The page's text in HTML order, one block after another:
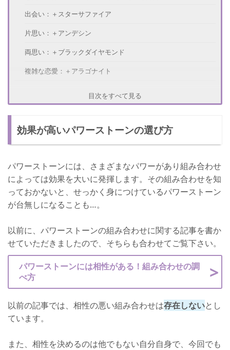
出会い：＋スターサファイア
片思い：＋アンデシン
両思い：＋ブラックダイヤモンド
複雑な恋愛：＋アラゴナイト
目次をすべて見る
効果が高いパワーストーンの選び方
パワーストーンには、さまざまなパワーがあり組み合わせ
によっては効果を大いに発揮します。その組み合わせを知
っておかないと、せっかく身につけているパワーストーン
が台無しになることも…。
以前に、パワーストーンの組み合わせに関する記事を書か
せていただきましたので、そちらも合わせてご覧下さい。
パワーストーンには相性がある！組み合わせの調
べ方
以前の記事では、相性の悪い組み合わせは存在しないとし
ています。
また、相性を決めるのは他でもない自分自身で、今回でも